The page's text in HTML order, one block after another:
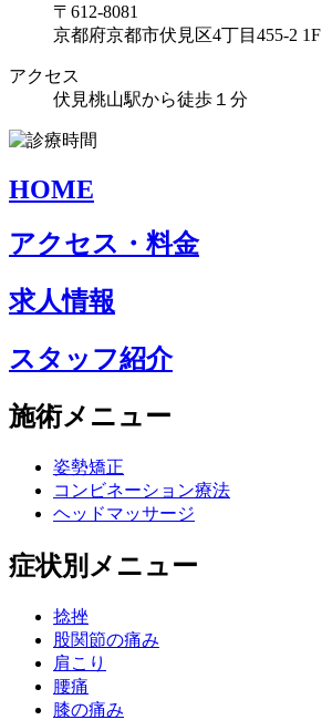
〒612-8081
京都府京都市伏見区4丁目455-2 1F
アクセス
伏見桃山駅から徒歩１分
HOME
アクセス・料金
求人情報
スタッフ紹介
施術メニュー
姿勢矯正
コンビネーション療法
ヘッドマッサージ
症状別メニュー
捻挫
股関節の痛み
肩こり
腰痛
膝の痛み